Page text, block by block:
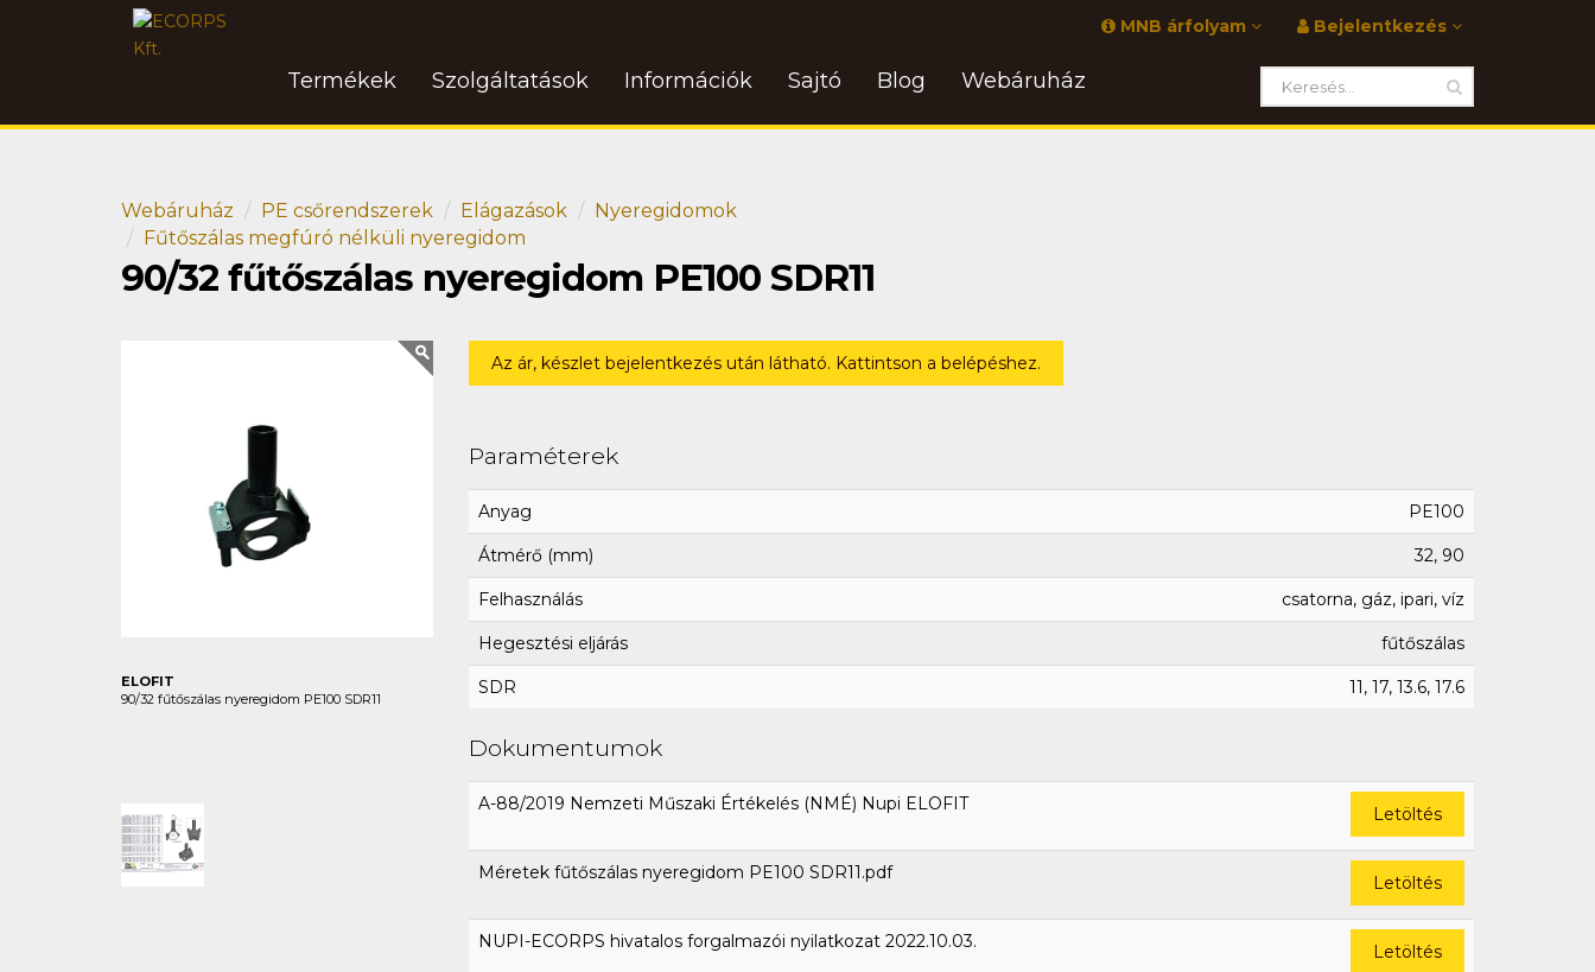
Bejelentkezés
MNB árfolyam
Termékek Szolgáltatások Információk Sajtó Blog Webáruház
Webáruház PE csőrendszerek Elágazások
Nyeregidomok
Fűtőszálas megfúró nélküli nyeregidom
90/32 fűtőszálas nyeregidom PE100 SDR11
ELOFIT
90/32 fűtőszálas nyeregidom PE100 SDR11
Az ár, készlet bejelentkezés után látható. Kattintson a belépéshez.
Paraméterek
Anyag PE100
Átmérő (mm) 32, 90
Felhasználás csatorna, gáz, ipari, víz
Hegesztési eljárás fűtőszálas
SDR 11, 17, 13.6, 17.6
Dokumentumok
A-88/2019 Nemzeti Műszaki Értékelés (NMÉ) Nupi ELOFIT Letöltés
Méretek fűtőszálas nyeregidom PE100 SDR11.pdf Letöltés
NUPI-ECORPS hivatalos forgalmazói nyilatkozat 2022.10.03. Letöltés